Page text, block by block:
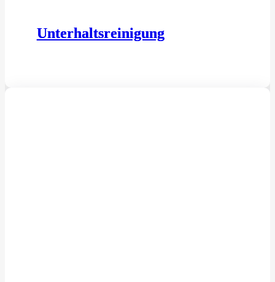
Unterhaltsreinigung